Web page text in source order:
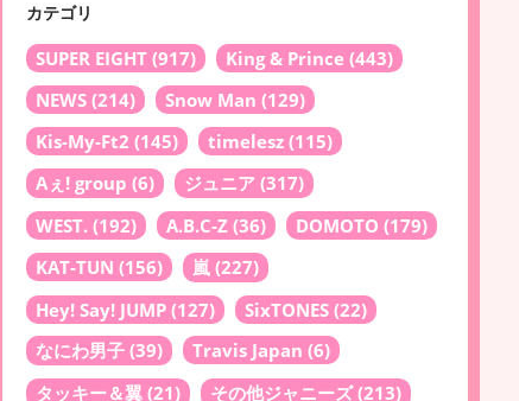
カテゴリ
SUPER EIGHT (917) King & Prince (443)
NEWS (214) Snow Man (129)
Kis-My-Ft2 (145) timelesz (115)
Aぇ! group (6) ジュニア (317)
WEST. (192) A.B.C-Z (36) DOMOTO (179)
KAT-TUN (156) 嵐 (227)
Hey! Say! JUMP (127) SixTONES (22)
なにわ男子 (39) Travis Japan (6)
タッキー＆翼 (21) その他ジャニーズ(213)